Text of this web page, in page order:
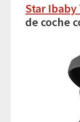
Star Ibaby
de coche